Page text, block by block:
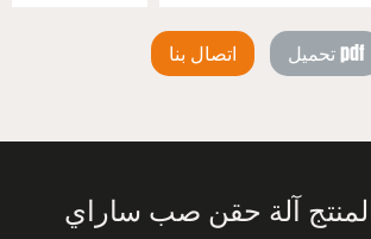
اتصال بنا تحميل pdf
آلة حقن صب ساراي